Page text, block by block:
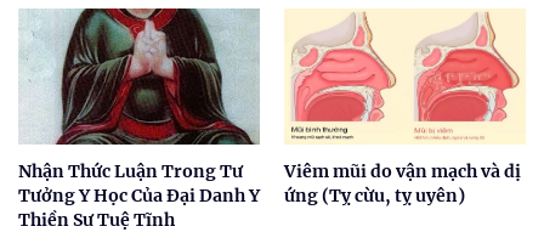
Nhận Thức Luận Trong Tư
Tưởng Y Học Của Đại Danh Y
Thiền Sư Tuệ Tĩnh
Viêm mũi do vận mạch và dị
ứng (Tỵ cừu, tỵ uyên)